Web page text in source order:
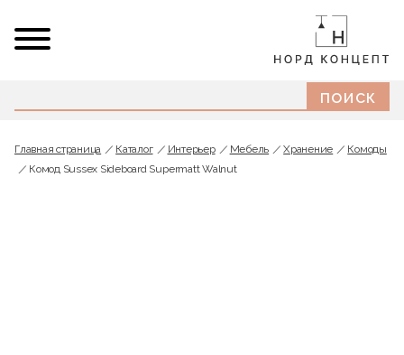
Главная страница Каталог Интерьер Мебель Хранение
Комоды
Комод Sussex Sideboard Supermatt Walnut